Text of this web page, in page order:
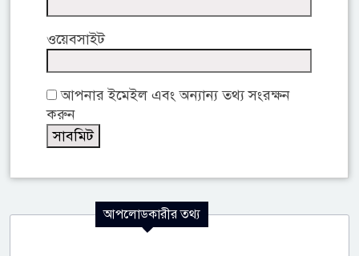
ওয়েবসাইট
আপনার ইমেইল এবং অন্যান্য তথ্য সংরক্ষন
করুন
আপলোডকারীর তথ্য